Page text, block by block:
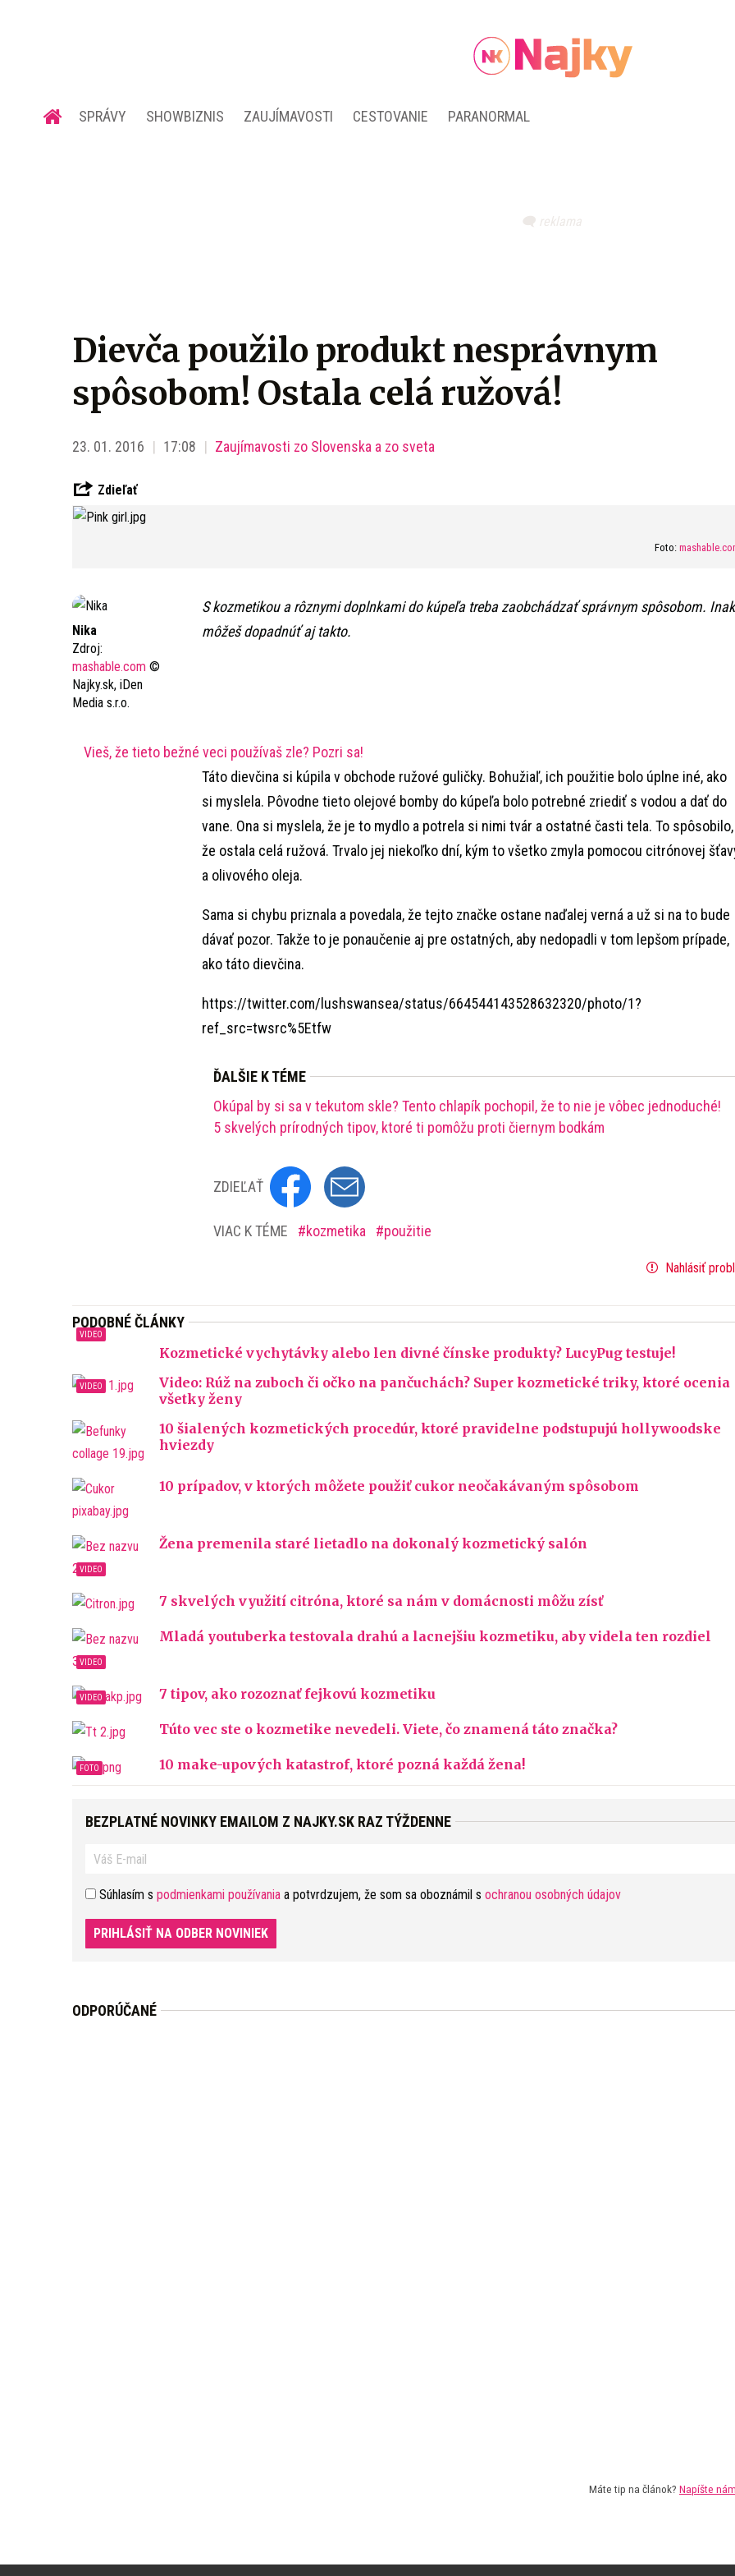
SPRÁVY SHOWBIZNIS ZAUJÍMAVOSTI CESTOVANIE PARANORMAL
Dievča použilo produkt nesprávnym
spôsobom! Ostala celá ružová!
23. 01. 2016 17:08 Zaujímavosti zo Slovenska a zo sveta
Zdieľať
Foto:
Nika
Zdroj:
mashable.com ©
Najky.sk, iDen
Media s.r.o.
S kozmetikou a rôznymi doplnkami do kúpeľa treba zaobchádzať správnym spôsobom. Inak
môžeš dopadnúť aj takto.
Vieš, že tieto bežné veci používaš zle? Pozri sa!
Táto dievčina si kúpila v obchode ružové guličky. Bohužiaľ, ich použitie bolo úplne iné, ako
si myslela. Pôvodne tieto olejové bomby do kúpeľa bolo potrebné zriediť s vodou a dať do
vane. Ona si myslela, že je to mydlo a potrela si nimi tvár a ostatné časti tela. To spôsobilo,
že ostala celá ružová. Trvalo jej niekoľko dní, kým to všetko zmyla pomocou citrónovej
a olivového oleja.
Sama si chybu priznala a povedala, že tejto značke ostane naďalej verná a už si na to bude
dávať pozor. Takže to je ponaučenie aj pre ostatných, aby nedopadli v tom lepšom prípade,
ako táto dievčina.
https://twitter.com/lushswansea/status/664544143528632320/photo/1?
ref_src=twsrc%5Etfw
ĎALŠIE K TÉME
Okúpal by si sa v tekutom skle? Tento chlapík pochopil, že to nie je vôbec jednoduché!
5 skvelých prírodných tipov, ktoré ti pomôžu proti čiernym bodkám
ZDIEĽAŤ
VIAC K TÉME kozmetika použitie
Nahlásiť
PODOBNÉ ČLÁNKY
Kozmetické vychytávky alebo len divné čínske produkty? LucyPug testuje!
Video: Rúž na zuboch či očko na pančuchách? Super kozmetické triky, ktoré ocenia
všetky ženy
10 šialených kozmetických procedúr, ktoré pravidelne podstupujú hollywoodske
hviezdy
10 prípadov, v ktorých môžete použiť cukor neočakávaným spôsobom
Žena premenila staré lietadlo na dokonalý kozmetický salón
7 skvelých využití citróna, ktoré sa nám v domácnosti môžu zísť
Mladá youtuberka testovala drahú a lacnejšiu kozmetiku, aby videla ten rozdiel
7 tipov, ako rozoznať fejkovú kozmetiku
Túto vec ste o kozmetike nevedeli. Viete, čo znamená táto značka?
10 make-upových katastrof, ktoré pozná každá žena!
BEZPLATNÉ NOVINKY EMAILOM Z NAJKY.SK RAZ TÝŽDENNE
Súhlasím s podmienkami používania a potvrdzujem, že som sa oboznámil s ochranou osobných údajov
PRIHLÁSIŤ NA ODBER NOVINIEK
ODPORÚČANÉ
Máte tip na článok? Napíšte